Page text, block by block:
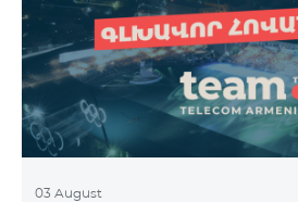
банковские платежи. Условия
ниже. Предоплатный
Ежемесячная плата: 2500 драм
РА
03 August